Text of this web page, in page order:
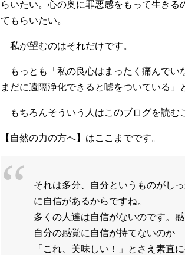
らいたい。心の奥に罪悪感をもって生き
てもらいたい。
私が望むのはそれだけです。
もっとも「私の良心はまったく痛んでい
まだに遠隔浄化できると嘘をついている
もちろんそういう人はこのブログを読む
【自然の力の方へ】はここまでです。
それは多分、自分というものがし
に自信があるからですね。
多くの人達は自信がないのです。
自分の感覚に自信が持てないのか
「これ、美味しい！」とさえ素直